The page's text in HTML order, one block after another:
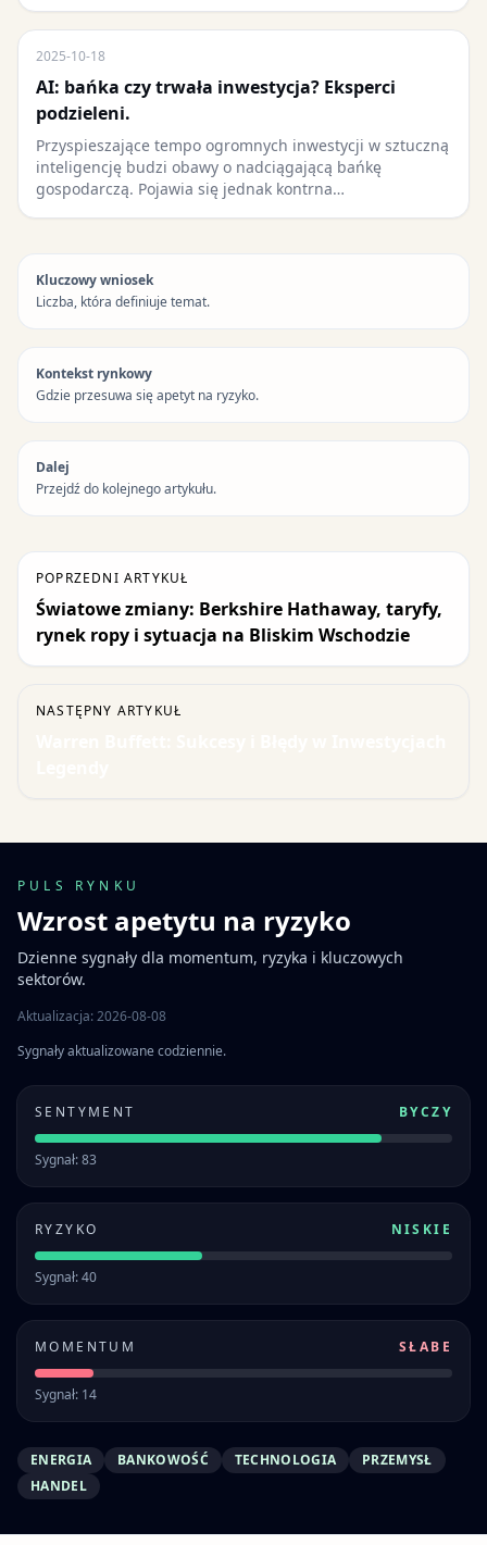
2025-10-18
AI: bańka czy trwała inwestycja? Eksperci
podzieleni.
Przyspieszające tempo ogromnych inwestycji w sztuczną
inteligencję budzi obawy o nadciągającą bańkę
gospodarczą. Pojawia się jednak kontrna…
Kluczowy wniosek
Liczba, która definiuje temat.
Kontekst rynkowy
Gdzie przesuwa się apetyt na ryzyko.
Dalej
Przejdź do kolejnego artykułu.
POPRZEDNI ARTYKUŁ
Światowe zmiany: Berkshire Hathaway, taryfy,
rynek ropy i sytuacja na Bliskim Wschodzie
NASTĘPNY ARTYKUŁ
PULS RYNKU
Wzrost apetytu na ryzyko
Dzienne sygnały dla momentum, ryzyka i kluczowych
sektorów.
Aktualizacja: 2026-08-08
Sygnały aktualizowane codziennie.
SENTYMENT BYCZY
Sygnał: 83
RYZYKO NISKIE
Sygnał: 40
MOMENTUM SŁABE
Sygnał: 14
ENERGIA BANKOWOŚĆ TECHNOLOGIA
PRZEMYSŁ
HANDEL